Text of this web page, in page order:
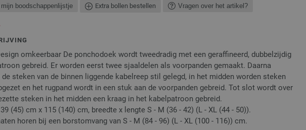
boodschappenlijstje Extra bollen bestellen Vragen over het artikel?
omkeerbaar De ponchodoek wordt tweedradig met een geraffineerd, dubbelzijdig
gebreid. Er worden eerst twee sjaaldelen als voorpanden gemaakt. Daarna
steken van de binnen liggende kabelreep stil gelegd, in het midden worden steken
en het rugpand wordt in een stuk aan de voorpanden gebreid. Tot slot wordt over
steken in het midden een kraag in het kabelpatroon gebreid.
(45) cm x 115 (140) cm, breedte x lengte S - M (36 - 42) (L - XL (44 - 50)).
horen bij een borstomvang van S - M (84 - 96) (L - XL (100 - 116)) cm.